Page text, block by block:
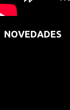
NOVEDADES